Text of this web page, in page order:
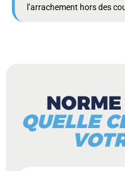
l’arrachement hors des
QUELLE